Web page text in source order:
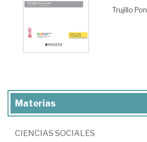
Trujillo
Materias
CIENCIAS SOCIALES